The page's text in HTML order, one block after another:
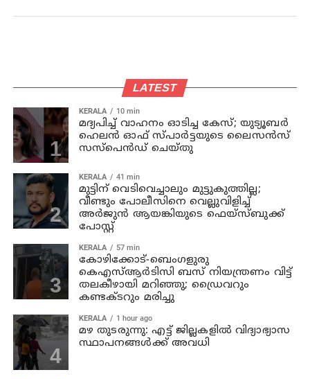
LATEST
KERALA 10 min
മദ്യപിച്ച് വാഹനം ഓടിച്ച കേസ്; യുട്യൂബര്‍
ഹെലന്‍ ഓഫ് സ്പാര്‍ട്ടയുടെ ലൈസന്‍സ്
സസ്പെന്‍ഡ് ചെയ്തു
KERALA 41 min
മുട്ടിന് വെടിവെച്ചാലും മുട്ടുകുത്തില്ല;
വീണ്ടും പോലീസിനെ വെല്ലുവിളിച്ച്
അര്‍ജുന്‍ ആയങ്കിയുടെ ഫെയ്‌സ്ബുക്ക്
പോസ്റ്റ്
KERALA 57 min
കോഴിക്കോട്-ബെംഗളുരു
കെഎസ്ആര്‍ടിസി ബസ് നിയന്ത്രണം വിട്ട്
തലകീഴായി മറിഞ്ഞു; ഡ്രൈവറും
കണ്ടക്ടറും മരിച്ചു
KERALA 1 hour ago
മഴ തുടരുന്നു: എട്ട് ജില്ലകളില്‍ വിദ്യാഭ്യാസ
സ്ഥാപനങ്ങള്‍ക്ക് അവധി